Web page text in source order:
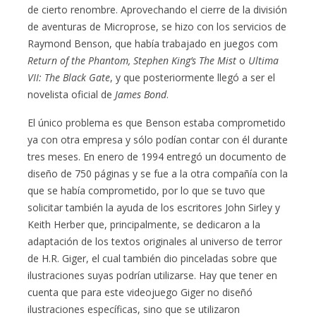
de cierto renombre. Aprovechando el cierre de la división
de aventuras de Microprose, se hizo con los servicios de
Raymond Benson, que había trabajado en juegos com
Return of the Phantom, Stephen King’s The Mist o Ultima
VII: The Black Gate, y que posteriormente llegó a ser el
novelista oficial de James Bond.
El único problema es que Benson estaba comprometido
ya con otra empresa y sólo podían contar con él durante
tres meses. En enero de 1994 entregó un documento de
diseño de 750 páginas y se fue a la otra compañía con la
que se había comprometido, por lo que se tuvo que
solicitar también la ayuda de los escritores John Sirley y
Keith Herber que, principalmente, se dedicaron a la
adaptación de los textos originales al universo de terror
de H.R. Giger, el cual también dio pinceladas sobre que
ilustraciones suyas podrían utilizarse. Hay que tener en
cuenta que para este videojuego Giger no diseñó
ilustraciones específicas, sino que se utilizaron